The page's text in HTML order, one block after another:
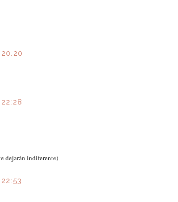
dejarán indiferente)